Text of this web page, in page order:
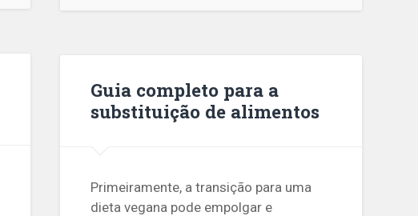
Guia completo para a
substituição de alimentos
Primeiramente, a transição para uma
dieta vegana pode empolgar e